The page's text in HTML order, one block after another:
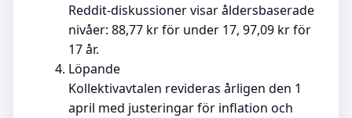
Reddit-diskussioner visar åldersbaserade
nivåer: 88,77 kr för under 17, 97,09 kr för
17 år.
Löpande
Kollektivavtalen revideras årligen den 1
april med justeringar för inflation och